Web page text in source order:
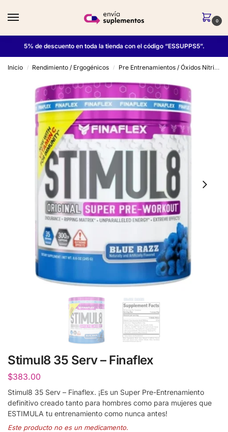
0
5% de descuento en toda la tienda con el código “ESSUPPS5”.
Inicio / Rendimiento / Ergogénicos / Pre Entrenamientos / Óxidos Nítricos
Stimul8 35 Serv – Finaflex
$383.00
Stimul8 35 Serv – Finaflex. ¡Es un Super Pre-Entrenamiento
definitivo creado tanto para hombres como para mujeres que
ESTIMULA tu entrenamiento como nunca antes!
Este producto no es un medicamento.